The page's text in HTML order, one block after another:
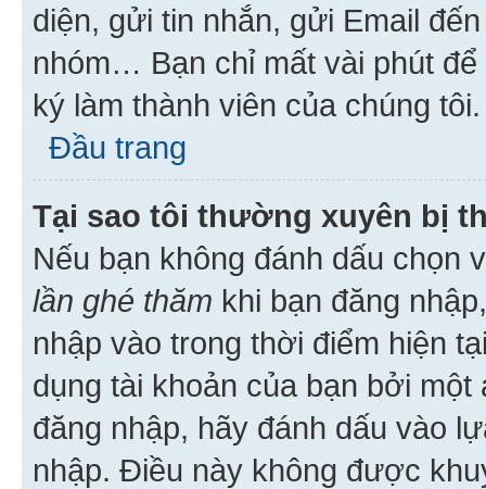
diện, gửi tin nhắn, gửi Email
nhóm… Bạn chỉ mất vài phút
ký làm thành viên của chúng tôi.
Đầu trang
Tại sao tôi thường xuyên bị
Nếu bạn không đánh dấu chọn
lần ghé thăm khi bạn đăng
nhập vào trong thời điểm hiện
dụng tài khoản của bạn bởi
đăng nhập, hãy đánh dấu vào
nhập. Điều này không được